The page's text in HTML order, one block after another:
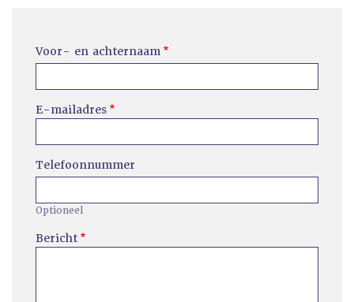
Voor- en achternaam
E-mailadres
Telefoonnummer
Optioneel
Bericht